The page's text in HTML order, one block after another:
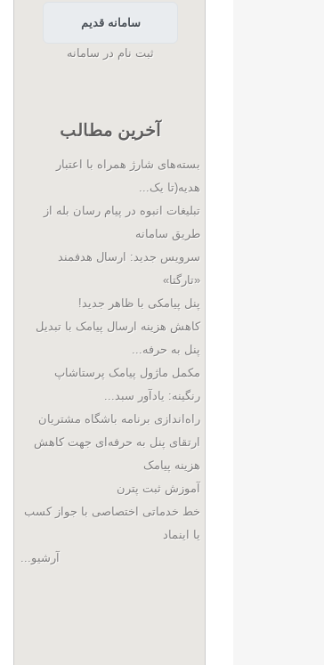
سامانه قدیم
ثبت نام در سامانه
آخرین مطالب
بسته‌های شارژ همراه با اعتبار
هدیه(تا یک...
تبلیغات انبوه در پیام رسان بله از
طریق سامانه
سرویس جدید: ارسال هدفمند
«تارگتا»
پنل پیامکی با ظاهر جدید!
کاهش هزینه ارسال پیامک با تبدیل
پنل به حرفه...
مکمل ماژول پیامک پرستاشاپ
رنگینه: یادآور سبد...
راه‌اندازی برنامه باشگاه مشتریان
ارتقای پنل به حرفه‌ای جهت کاهش
هزینه پیامک
آموزش ثبت پترن
خط خدماتی اختصاصی با جواز کسب
یا اینماد
آرشیو...